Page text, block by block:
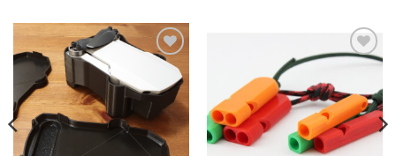
Add to
wishlist